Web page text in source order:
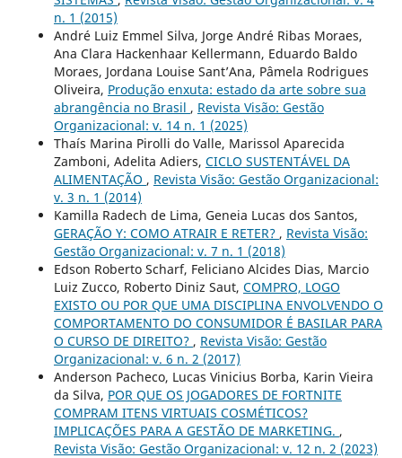
n. 1 (2015)
André Luiz Emmel Silva, Jorge André Ribas Moraes,
Ana Clara Hackenhaar Kellermann, Eduardo Baldo
Moraes, Jordana Louise Sant’Ana, Pâmela Rodrigues
Oliveira, Produção enxuta: estado da arte sobre sua
abrangência no Brasil , Revista Visão: Gestão
Organizacional: v. 14 n. 1 (2025)
Thaís Marina Pirolli do Valle, Marissol Aparecida
Zamboni, Adelita Adiers, CICLO SUSTENTÁVEL DA
ALIMENTAÇÃO , Revista Visão: Gestão Organizacional:
v. 3 n. 1 (2014)
Kamilla Radech de Lima, Geneia Lucas dos Santos,
GERAÇÃO Y: COMO ATRAIR E RETER? , Revista Visão:
Gestão Organizacional: v. 7 n. 1 (2018)
Edson Roberto Scharf, Feliciano Alcides Dias, Marcio
Luiz Zucco, Roberto Diniz Saut, COMPRO, LOGO
EXISTO OU POR QUE UMA DISCIPLINA ENVOLVENDO O
COMPORTAMENTO DO CONSUMIDOR É BASILAR PARA
O CURSO DE DIREITO? , Revista Visão: Gestão
Organizacional: v. 6 n. 2 (2017)
Anderson Pacheco, Lucas Vinicius Borba, Karin Vieira
da Silva, POR QUE OS JOGADORES DE FORTNITE
COMPRAM ITENS VIRTUAIS COSMÉTICOS?
IMPLICAÇÕES PARA A GESTÃO DE MARKETING. ,
Revista Visão: Gestão Organizacional: v. 12 n. 2 (2023)